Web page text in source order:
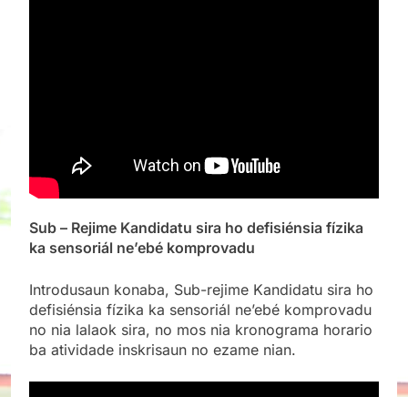
Sub – Rejime Kandidatu sira ho defisiénsia fízika
ka sensoriál ne’ebé komprovadu
Introdusaun konaba, Sub-rejime Kandidatu sira ho
defisiénsia fízika ka sensoriál ne’ebé komprovadu
no nia lalaok sira, no mos nia kronograma horario
ba atividade inskrisaun no ezame nian.